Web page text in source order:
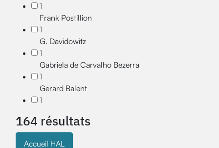
1
Frank Postillion
1
G. Davidowitz
1
Gabriela de Carvalho Bezerra
1
Gerard Balent
1
164 résultats
Accueil HAL